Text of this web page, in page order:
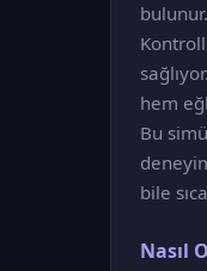
hem
Bu
bile
Nasıl